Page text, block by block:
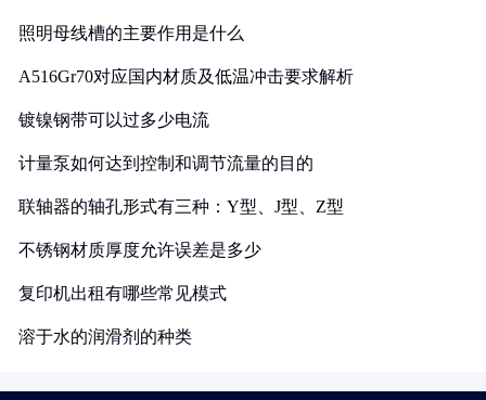
照明母线槽的主要作用是什么
A516Gr70对应国内材质及低温冲击要求解析
镀镍钢带可以过多少电流
计量泵如何达到控制和调节流量的目的
联轴器的轴孔形式有三种：Y型、J型、Z型
不锈钢材质厚度允许误差是多少
复印机出租有哪些常见模式
溶于水的润滑剂的种类